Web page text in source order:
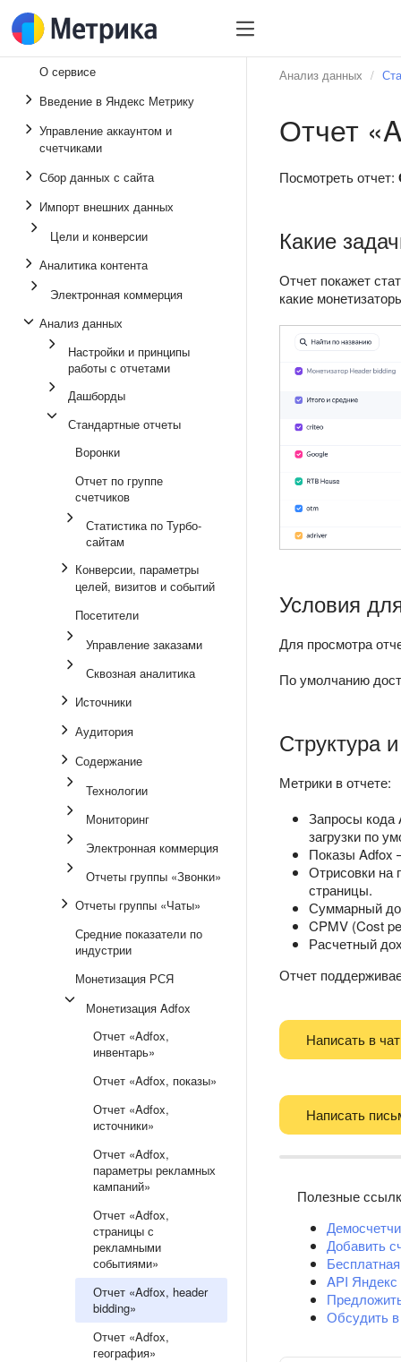
О сервисе
Введение в Яндекс Метрику
Управление аккаунтом и
счетчиками
Сбор данных с сайта
Импорт внешних данных
Цели и конверсии
Аналитика контента
Электронная коммерция
Анализ данных
Настройки и принципы
работы с отчетами
Дашборды
Стандартные отчеты
Воронки
Отчет по группе
счетчиков
Статистика по Турбо-
сайтам
Конверсии, параметры
целей, визитов и событий
Посетители
Управление заказами
Сквозная аналитика
Источники
Аудитория
Содержание
Технологии
Мониторинг
Электронная коммерция
Отчеты группы «Звонки»
Отчеты группы «Чаты»
Средние показатели по
индустрии
Монетизация РСЯ
Монетизация Adfox
Отчет «Adfox,
инвентарь»
Отчет «Adfox, показы»
Отчет «Adfox,
источники»
Отчет «Adfox,
параметры рекламных
кампаний»
Отчет «Adfox,
страницы с
рекламными
событиями»
Отчет «Adfox, header
bidding»
Отчет «Adfox,
география»
Анализ данных
Отчет
Посмотреть отчет:
Какие
Отчет покажет
какие
Условия
Для просмотра
По умолчанию
Структура
Метрики в отчете:
Запросы кода
загрузки по
Показы Adfox
Отрисовки на
страницы.
Суммарный
CPMV (Cost
Расчетный
Отчет
Написать в чат
Написать
Полезные
Добавить
API
Обсудить